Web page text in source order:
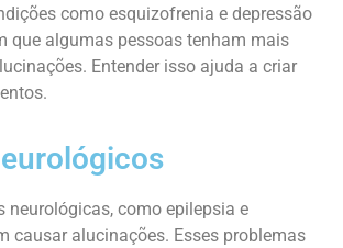
como esquizofrenia e depressão
que algumas pessoas tenham mais
Entender isso ajuda a criar
neurológicas, como epilepsia e
causar alucinações. Esses problemas